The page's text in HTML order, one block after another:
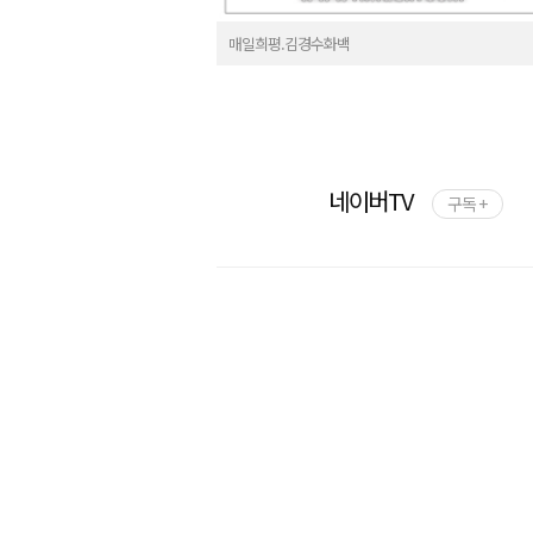
매일희평.김경수화백
네이버TV 구독 +